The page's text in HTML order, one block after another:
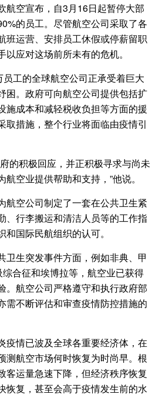
航空宣布，自3月16日起暂停大部
的员工。尽管航空公司采取了各
班运营、安排员工休假或停薪留职
应对这场前所未有的危机。
工的全球航空公司正承受着巨大
困。政府可向航空公司提供包括扩
施成本和减轻税收负担等方面的援
取措施，整个行业将面临由疫情引
积极回应，并正积极寻求与尚未
空业提供帮助和支持，”他说。
空公司制定了一套在公共卫生紧
、行李搬运和清洁人员等的工作指
国际民航组织的认可。
生突发事件方面，例如非典、甲
合征和埃博拉等，航空业已获得
。航空公司严格遵守和执行政府部
需不断评估和审查疫情防控措施的
情已波及全球各重要经济体，在
测航空市场何时恢复为时尚早。根
客运量急速下降，但经济秩序恢复
恢复，甚至会高于疫情发生前的水